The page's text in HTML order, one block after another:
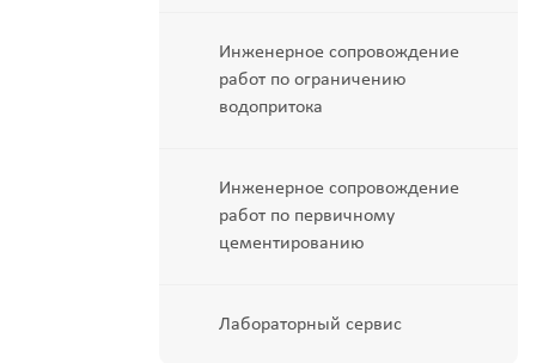
Инженерное сопровождение
работ по ограничению
водопритока
Инженерное сопровождение
работ по первичному
цементированию
Лабораторный сервис